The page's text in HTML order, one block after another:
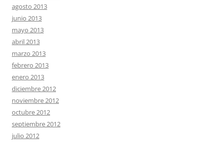
agosto 2013
junio 2013
mayo 2013
abril 2013
marzo 2013
febrero 2013
enero 2013
diciembre 2012
noviembre 2012
octubre 2012
septiembre 2012
julio 2012